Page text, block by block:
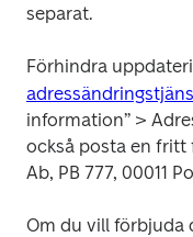
separat.
Förhindra
information” >
också posta en fritt
Ab, PB 777, 00011
Om du vill förbjuda